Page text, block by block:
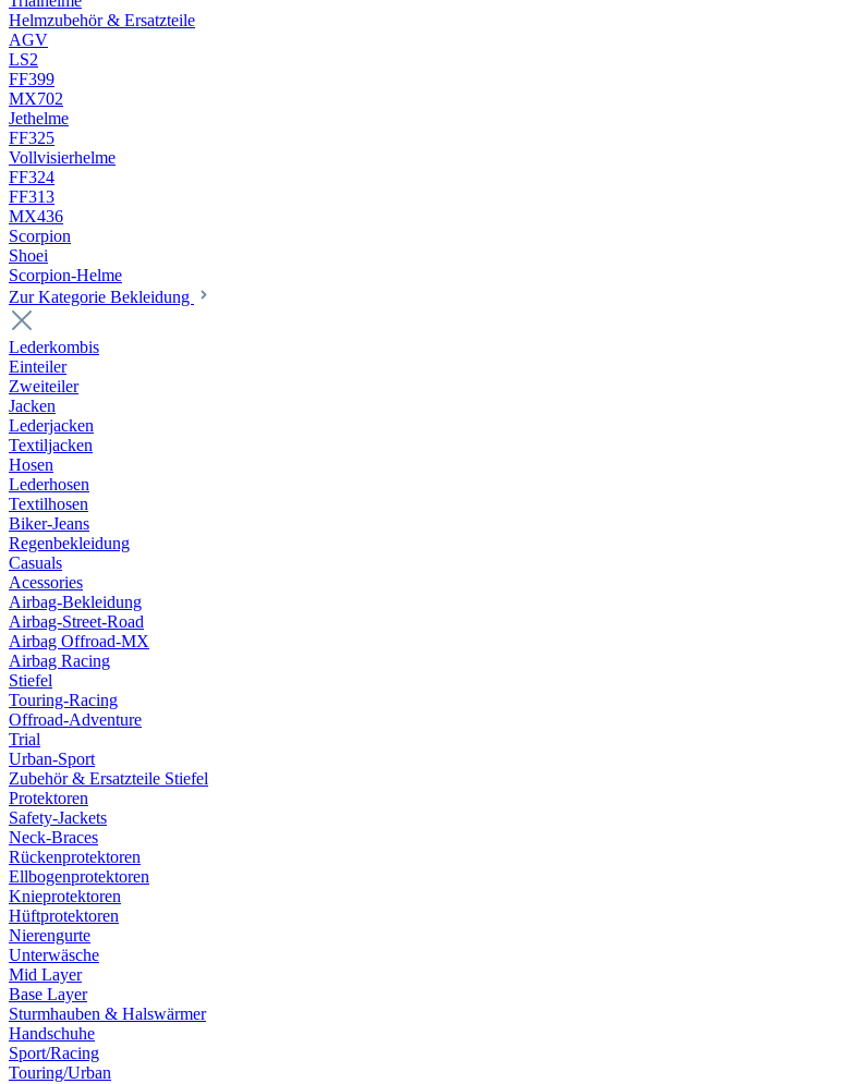
Helmzubehör & Ersatzteile
AGV
LS2
FF399
MX702
Jethelme
FF325
Vollvisierhelme
FF324
FF313
MX436
Scorpion
Shoei
Scorpion-Helme
Zur Kategorie Bekleidung
Lederkombis
Einteiler
Zweiteiler
Jacken
Lederjacken
Textiljacken
Hosen
Lederhosen
Textilhosen
Biker-Jeans
Regenbekleidung
Casuals
Acessories
Airbag-Bekleidung
Airbag-Street-Road
Airbag Offroad-MX
Airbag Racing
Stiefel
Touring-Racing
Offroad-Adventure
Trial
Urban-Sport
Zubehör & Ersatzteile Stiefel
Protektoren
Safety-Jackets
Neck-Braces
Rückenprotektoren
Ellbogenprotektoren
Knieprotektoren
Hüftprotektoren
Nierengurte
Unterwäsche
Mid Layer
Base Layer
Sturmhauben & Halswärmer
Handschuhe
Sport/Racing
Touring/Urban